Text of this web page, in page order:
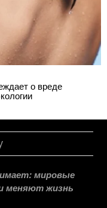
о вреде
мировые
меняют жизнь